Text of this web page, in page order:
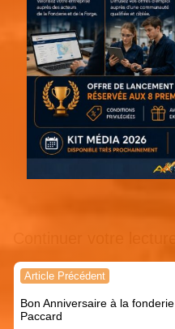
Navigation
l’article
Article Précédent
Bon Anniversaire à la fonderie
Paccard